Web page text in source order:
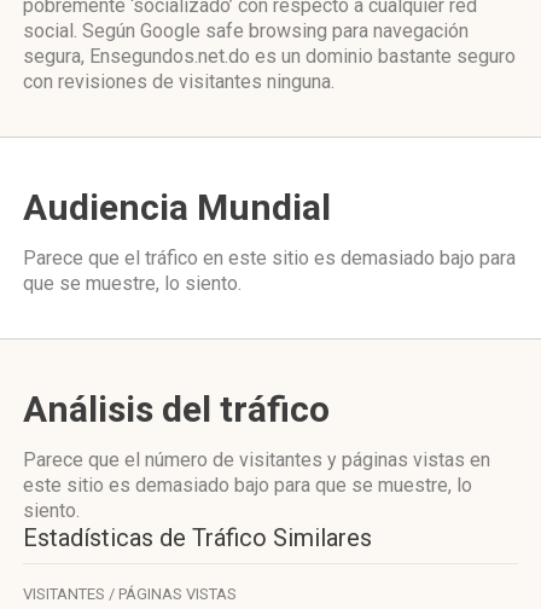
pobremente ‘socializado’ con respecto a cualquier red
social. Según Google safe browsing para navegación
segura, Ensegundos.net.do es un dominio bastante seguro
con revisiones de visitantes ninguna.
Audiencia Mundial
Parece que el tráfico en este sitio es demasiado bajo para
que se muestre, lo siento.
Análisis del tráfico
Parece que el número de visitantes y páginas vistas en
este sitio es demasiado bajo para que se muestre, lo
siento.
Estadísticas de Tráfico Similares
VISITANTES / PÁGINAS VISTAS